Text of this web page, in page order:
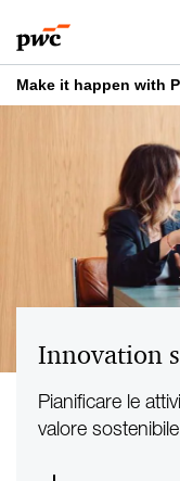
to
content
to
footer
Make it happen with
Innovation
Pianificare le
valore sostenibile